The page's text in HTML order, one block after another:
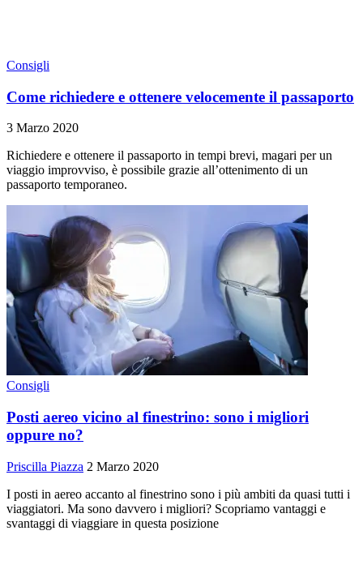
Consigli
Come richiedere e ottenere velocemente il passaporto
3 Marzo 2020
Richiedere e ottenere il passaporto in tempi brevi, magari per un
viaggio improvviso, è possibile grazie all’ottenimento di un
passaporto temporaneo.
Consigli
Posti aereo vicino al finestrino: sono i migliori
oppure no?
Priscilla Piazza 2 Marzo 2020
I posti in aereo accanto al finestrino sono i più ambiti da quasi tutti i
viaggiatori. Ma sono davvero i migliori? Scopriamo vantaggi e
svantaggi di viaggiare in questa posizione